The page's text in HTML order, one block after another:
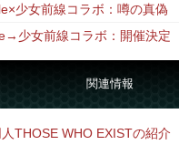
少女前線コラボ：噂の真偽
少女前線コラボ：開催決定
関連情報
人THOSE WHO EXISTの紹介